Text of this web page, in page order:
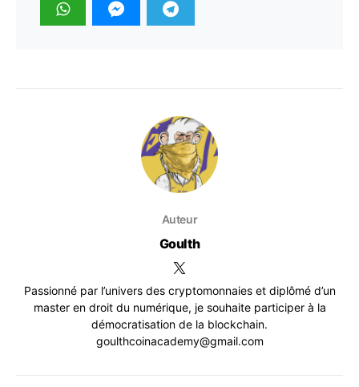
Auteur
Goulth
Passionné par l’univers des cryptomonnaies et diplômé d’un
master en droit du numérique, je souhaite participer à la
démocratisation de la blockchain.
goulthcoinacademy@gmail.com